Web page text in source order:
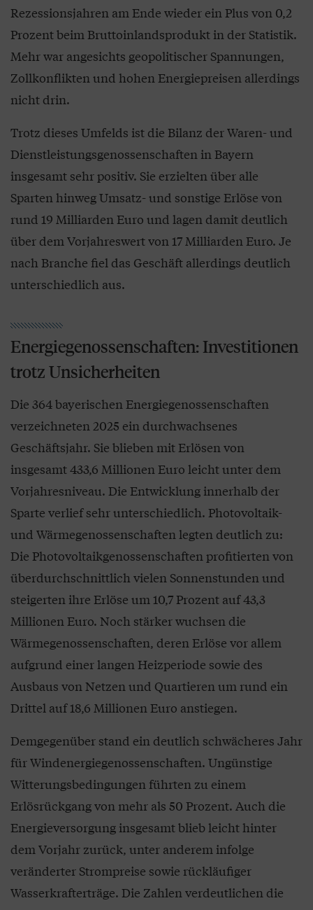
Rezessionsjahren am Ende wieder ein Plus von 0,2
Prozent beim Bruttoinlandsprodukt in der Statistik.
Mehr war angesichts geopolitischer Spannungen,
Zollkonflikten und hohen Energiepreisen allerdings
nicht drin.
Trotz dieses Umfelds ist die Bilanz der Waren- und
Dienstleistungsgenossenschaften in Bayern
insgesamt sehr positiv. Sie erzielten über alle
Sparten hinweg Umsatz- und sonstige Erlöse von
rund 19 Milliarden Euro und lagen damit deutlich
über dem Vorjahreswert von 17 Milliarden Euro. Je
nach Branche fiel das Geschäft allerdings deutlich
unterschiedlich aus.
Energiegenossenschaften: Investitionen
trotz Unsicherheiten
Die 364 bayerischen Energiegenossenschaften
verzeichneten 2025 ein durchwachsenes
Geschäftsjahr. Sie blieben mit Erlösen von
insgesamt 433,6 Millionen Euro leicht unter dem
Vorjahresniveau. Die Entwicklung innerhalb der
Sparte verlief sehr unterschiedlich. Photovoltaik-
und Wärmegenossenschaften legten deutlich zu:
Die Photovoltaikgenossenschaften profitierten von
überdurchschnittlich vielen Sonnenstunden und
steigerten ihre Erlöse um 10,7 Prozent auf 43,3
Millionen Euro. Noch stärker wuchsen die
Wärmegenossenschaften, deren Erlöse vor allem
aufgrund einer langen Heizperiode sowie des
Ausbaus von Netzen und Quartieren um rund ein
Drittel auf 18,6 Millionen Euro anstiegen.
Demgegenüber stand ein deutlich schwächeres Jahr
für Windenergiegenossenschaften. Ungünstige
Witterungsbedingungen führten zu einem
Erlösrückgang von mehr als 50 Prozent. Auch die
Energieversorgung insgesamt blieb leicht hinter
dem Vorjahr zurück, unter anderem infolge
veränderter Strompreise sowie rückläufiger
Wasserkrafterträge. Die Zahlen verdeutlichen die